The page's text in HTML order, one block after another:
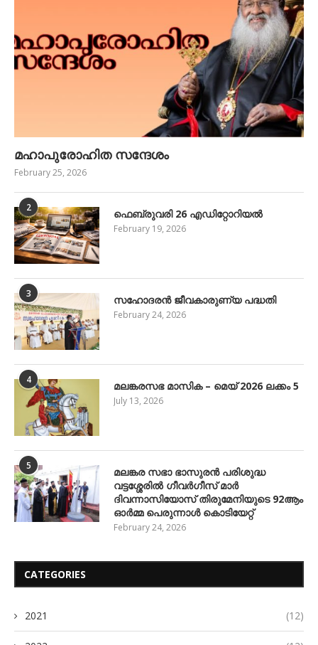
മഹാപുരോഹിത സന്ദേശം
February 25, 2026
2 ഫെബ്രുവരി 26 എഡിറ്റോറിയൽ
February 19, 2026
3 സഹോദരൻ ജീവകാരുണ്യ പദ്ധതി
February 24, 2026
4 മലങ്കരസഭ മാസിക – മെയ് 2026 ലക്കം 5
July 13, 2026
5
മലങ്കര സഭാ ഭാസുരൻ പരിശുദ്ധ
വട്ടശ്ശേരിൽ ഗീവർഗീസ് മാർ
ദിവന്നാസിയോസ് തിരുമേനിയുടെ 92ആം
ഓർമ്മ പെരുന്നാൾ കൊടിയേറ്റ്
February 24, 2026
CATEGORIES
2021 (12)